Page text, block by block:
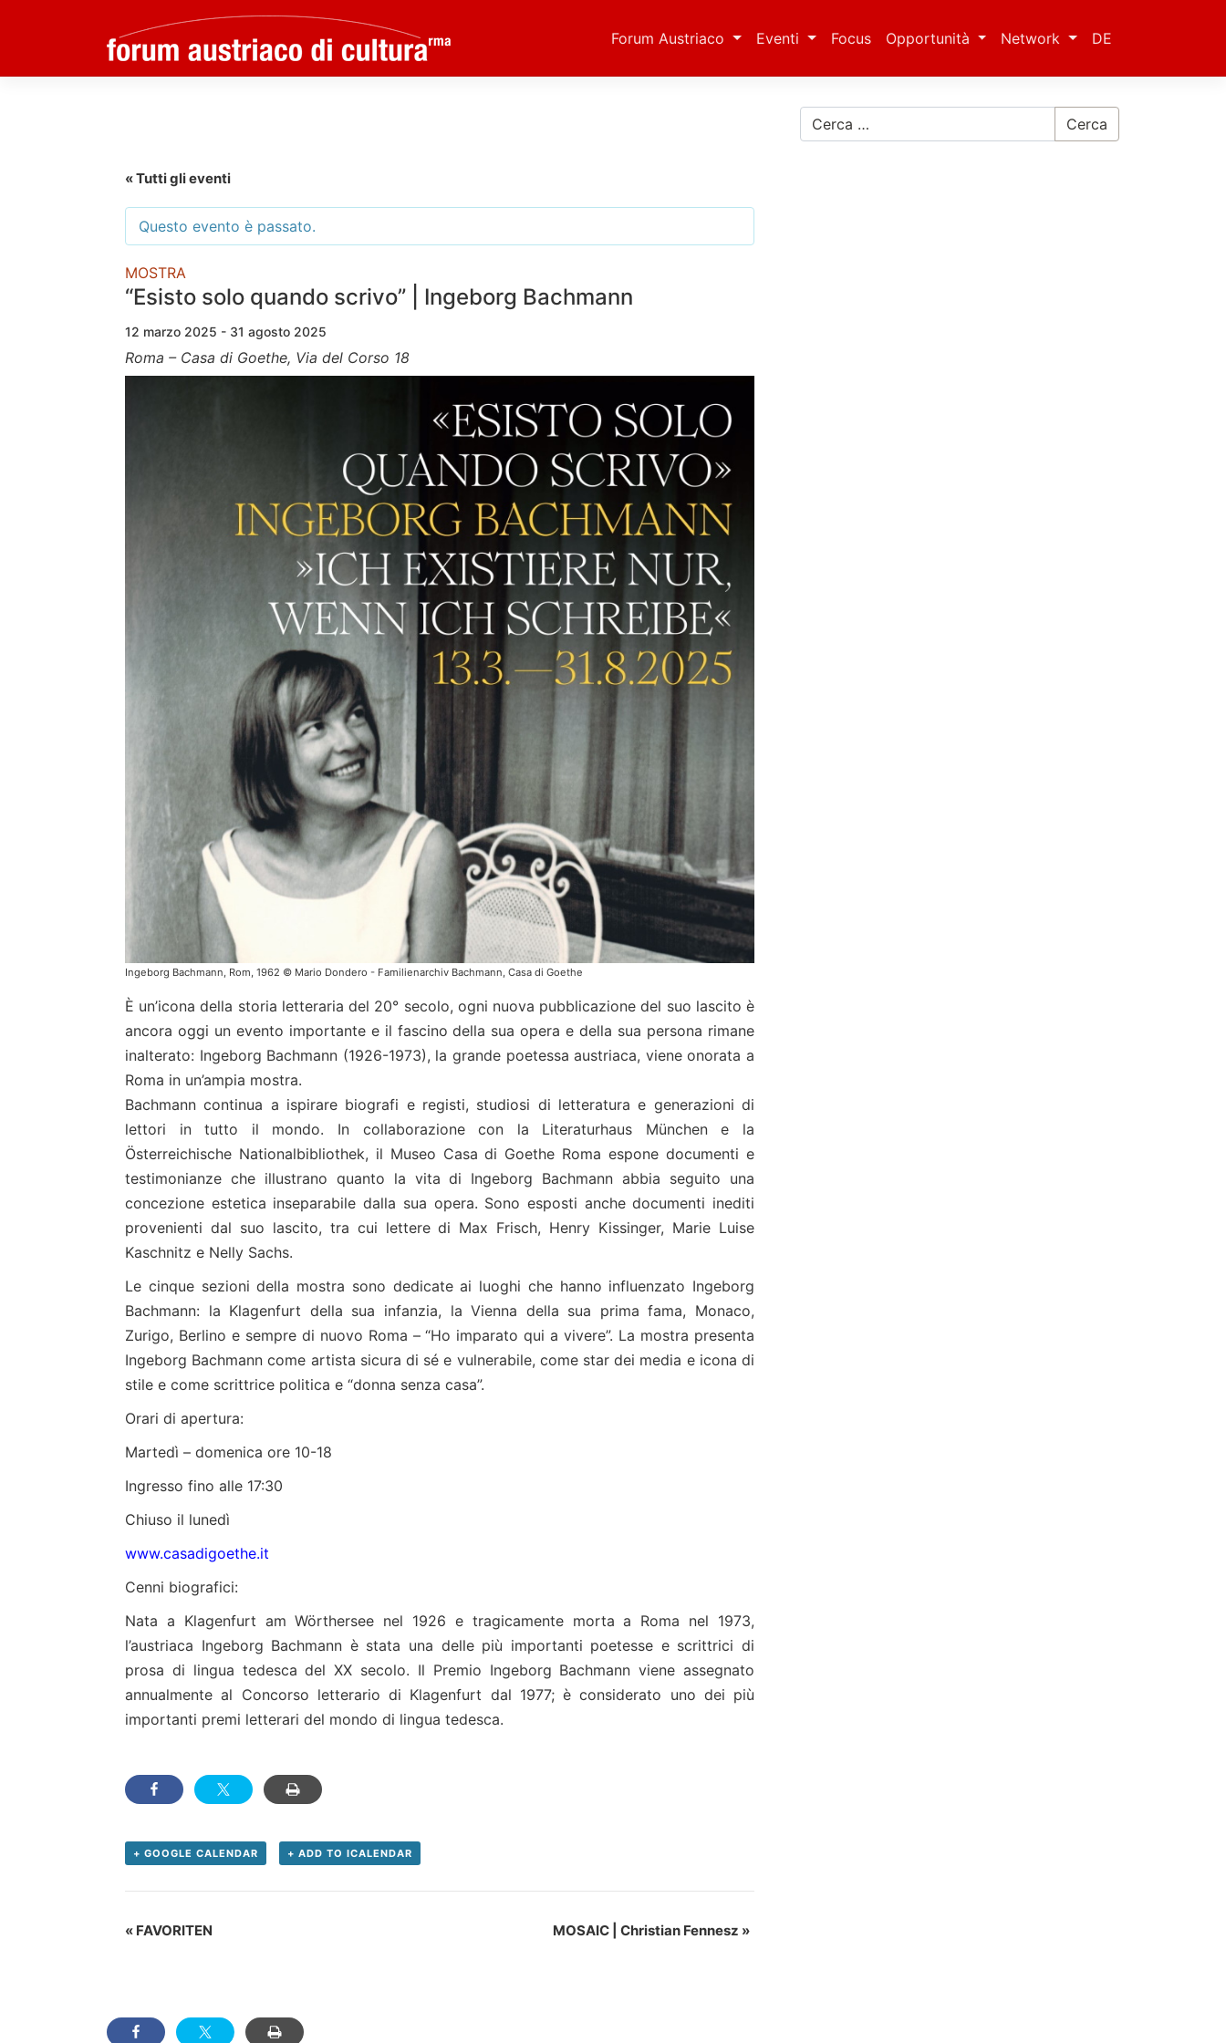
Forum Austriaco Eventi Focus Opportunità Network DE
« Tutti gli eventi
Questo evento è passato.
MOSTRA
“Esisto solo quando scrivo” | Ingeborg Bachmann
12 marzo 2025 - 31 agosto 2025
Roma – Casa di Goethe, Via del Corso 18
Ingeborg Bachmann, Rom, 1962 © Mario Dondero - Familienarchiv Bachmann, Casa di Goethe
È un’icona della storia letteraria del 20° secolo, ogni nuova pubblicazione del suo lascito è
ancora oggi un evento importante e il fascino della sua opera e della sua persona rimane
inalterato: Ingeborg Bachmann (1926-1973), la grande poetessa austriaca, viene onorata a
Roma in un’ampia mostra.
Bachmann continua a ispirare biografi e registi, studiosi di letteratura e generazioni di
lettori in tutto il mondo. In collaborazione con la Literaturhaus München e la
Österreichische Nationalbibliothek, il Museo Casa di Goethe Roma espone documenti e
testimonianze che illustrano quanto la vita di Ingeborg Bachmann abbia seguito una
concezione estetica inseparabile dalla sua opera. Sono esposti anche documenti inediti
provenienti dal suo lascito, tra cui lettere di Max Frisch, Henry Kissinger, Marie Luise
Kaschnitz e Nelly Sachs.
Le cinque sezioni della mostra sono dedicate ai luoghi che hanno influenzato Ingeborg
Bachmann: la Klagenfurt della sua infanzia, la Vienna della sua prima fama, Monaco,
Zurigo, Berlino e sempre di nuovo Roma – “Ho imparato qui a vivere”. La mostra presenta
Ingeborg Bachmann come artista sicura di sé e vulnerabile, come star dei media e icona di
stile e come scrittrice politica e “donna senza casa”.
Orari di apertura:
Martedì – domenica ore 10-18
Ingresso fino alle 17:30
Chiuso il lunedì
www.casadigoethe.it
Cenni biografici:
Nata a Klagenfurt am Wörthersee nel 1926 e tragicamente morta a Roma nel 1973,
l’austriaca Ingeborg Bachmann è stata una delle più importanti poetesse e scrittrici di
prosa di lingua tedesca del XX secolo. Il Premio Ingeborg Bachmann viene assegnato
annualmente al Concorso letterario di Klagenfurt dal 1977; è considerato uno dei più
importanti premi letterari del mondo di lingua tedesca.
+ GOOGLE CALENDAR + ADD TO ICALENDAR
Evento
« FAVORITEN MOSAIC | Christian Fennesz »
Cerca